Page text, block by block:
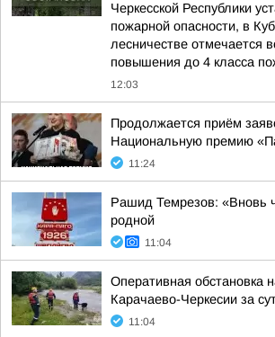
Черкесской Республики
пожарной опасности, в
лесничестве отмечается
повышения до 4 класса
12:03
Продолжается приём
Национальную премию
11:24
Рашид Темрезов: «Вновь
родной
11:04
Оперативная обстановка
Карачаево-Черкесии за
11:04